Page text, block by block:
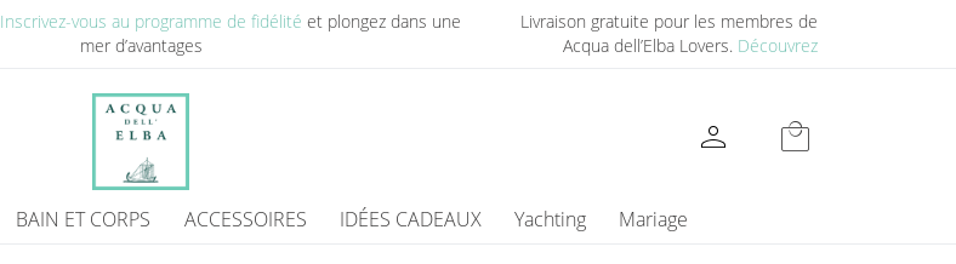
Inscrivez-vous au programme de fidélité et plongez dans une
mer d’avantages
Livraison gratuite pour les membres de
Acqua dell’Elba Lovers. Découvrez
person local_mall
BAIN ET CORPS ACCESSOIRES IDÉES CADEAUX Yachting Mariage